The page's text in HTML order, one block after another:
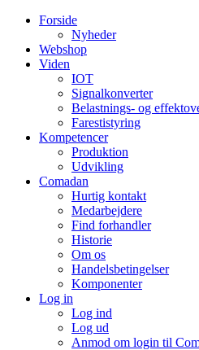
Forside
Nyheder
Webshop
Viden
IOT
Signalkonverter
Belastnings- og
Farestistyring
Kompetencer
Produktion
Udvikling
Comadan
Hurtig kontakt
Medarbejdere
Find forhandler
Historie
Om os
Handelsbetingelser
Komponenter
Log in
Log ind
Log ud
Anmod om login til